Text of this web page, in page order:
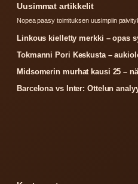
Uusimmat artikkelit
Nopea paasy toimituksen uusimpiin
Linkous kielletty merkki – opas
Tokmanni Pori Keskusta –
Midsomerin murhat kausi 25 –
Barcelona vs Inter: Ottelun